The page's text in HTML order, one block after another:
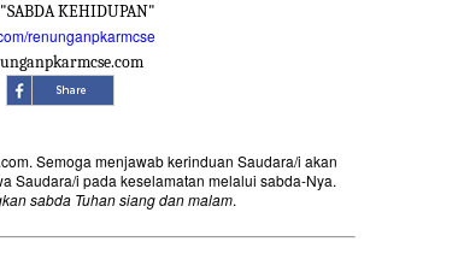
KEHIDUPAN"
renunganpkarmcse
Semoga menjawab kerinduan Saudara/i akan
Saudara/i pada keselamatan melalui sabda-Nya.
sabda Tuhan siang dan malam.